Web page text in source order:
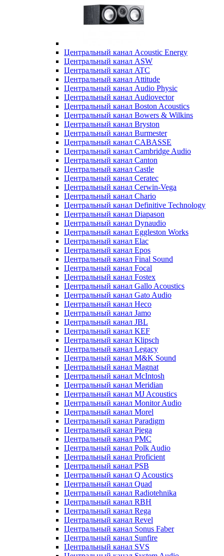
Центральный канал Acoustic Energy
Центральный канал ASW
Центральный канал ATC
Центральный канал Attitude
Центральный канал Audio Physic
Центральный канал Audiovector
Центральный канал Boston Acoustics
Центральный канал Bowers & Wilkins
Центральный канал Bryston
Центральный канал Burmester
Центральный канал CABASSE
Центральный канал Cambridge Audio
Центральный канал Canton
Центральный канал Castle
Центральный канал Ceratec
Центральный канал Cerwin-Vega
Центральный канал Chario
Центральный канал Definitive Technology
Центральный канал Diapason
Центральный канал Dynaudio
Центральный канал Eggleston Works
Центральный канал Elac
Центральный канал Epos
Центральный канал Final Sound
Центральный канал Focal
Центральный канал Fostex
Центральный канал Gallo Acoustics
Центральный канал Gato Audio
Центральный канал Heco
Центральный канал Jamo
Центральный канал JBL
Центральный канал KEF
Центральный канал Klipsch
Центральный канал Legacy
Центральный канал M&K Sound
Центральный канал Magnat
Центральный канал McIntosh
Центральный канал Meridian
Центральный канал MJ Acoustics
Центральный канал Monitor Audio
Центральный канал Morel
Центральный канал Paradigm
Центральный канал Piega
Центральный канал PMC
Центральный канал Polk Audio
Центральный канал Proficient
Центральный канал PSB
Центральный канал Q Acoustics
Центральный канал Quad
Центральный канал Radiotehnika
Центральный канал RBH
Центральный канал Rega
Центральный канал Revel
Центральный канал Sonus Faber
Центральный канал Sunfire
Центральный канал SVS